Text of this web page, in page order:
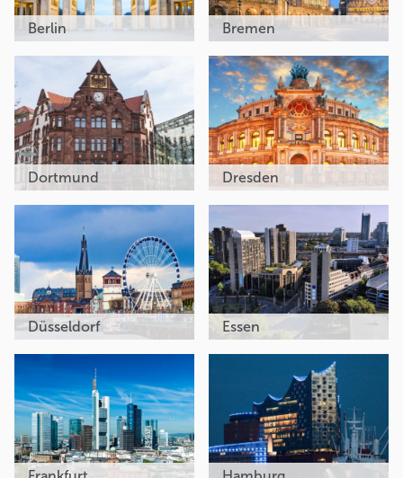
Berlin Bremen
Dortmund Dresden
Düsseldorf Essen